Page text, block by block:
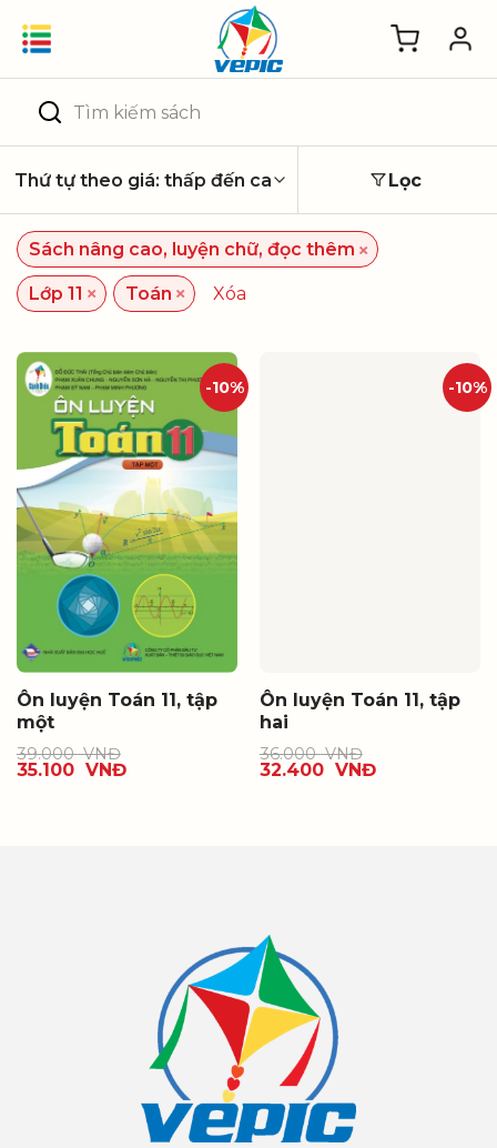
Tìm
kiếm:
Lọc
Sách nâng cao, luyện chữ, đọc thêm ×
Lớp 11 × Toán × Xóa
-10%
Ôn luyện Toán 11, tập
một
39.000VNĐ
35.100 VNĐ
-10%
Ôn luyện Toán 11, tập
hai
36.000VNĐ
32.400 VNĐ